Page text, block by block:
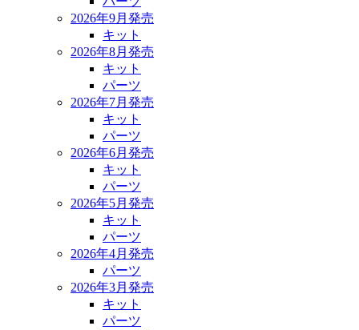
2026年9月発売
キット
2026年8月発売
キット
パーツ
2026年7月発売
キット
パーツ
2026年6月発売
キット
パーツ
2026年5月発売
キット
パーツ
2026年4月発売
パーツ
2026年3月発売
キット
パーツ